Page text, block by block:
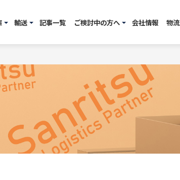
輸送 記事一覧 ご検討中の方へ 会社情報 物